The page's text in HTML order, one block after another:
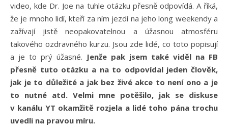
video, kde Dr. Joe na tuhle otázku přesně odpovídá. A říká,
že je mnoho lidí, kteří za ním jezdí na jeho long weekendy a
zažívají jistě neopakovatelnou a úžasnou atmosféru
takového ozdravného kurzu. Jsou zde lidé, co toto popisují
a je to prý úžasné. Jenže pak jsem také viděl na FB
přesně tuto otázku a na to odpovídal jeden člověk,
jak je to důležité a jak bez živé akce to není ono a je
to nutné atd. Velmi mne potěšilo, jak se diskuse
v kanálu YT okamžitě rozjela a lidé toho pána trochu
uvedli na pravou míru.